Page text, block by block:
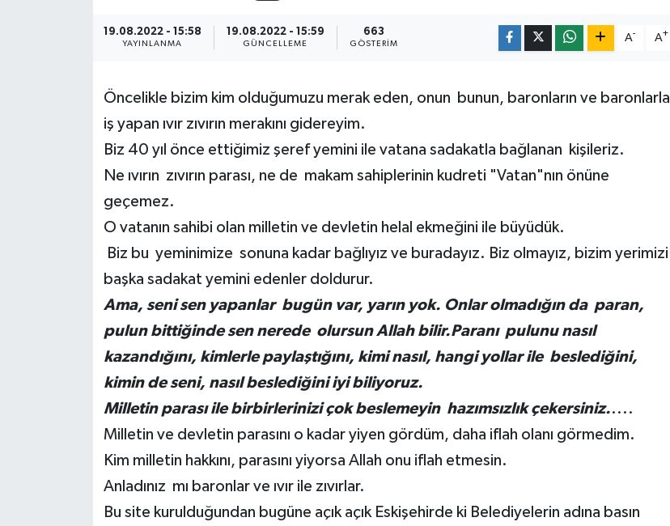
19.08.2022 - 15:58
YAYINLANMA
19.08.2022 - 15:59
GÜNCELLEME
663
GÖSTERIM
A- A+
Öncelikle bizim kim olduğumuzu merak eden, onun bunun, baronların ve baronlarla
iş yapan ıvır zıvırın merakını gidereyim.
Biz 40 yıl önce ettiğimiz şeref yemini ile vatana sadakatla bağlanan kişileriz.
Ne ıvırın zıvırın parası, ne de makam sahiplerinin kudreti "Vatan"nın önüne
geçemez.
O vatanın sahibi olan milletin ve devletin helal ekmeğini ile büyüdük.
Biz bu yeminimize sonuna kadar bağlıyız ve buradayız. Biz olmayız, bizim yerimizi
başka sadakat yemini edenler doldurur.
Ama, seni sen yapanlar bugün var, yarın yok. Onlar olmadığın da paran,
pulun bittiğinde sen nerede olursun Allah bilir.Paranı pulunu nasıl
kazandığını, kimlerle paylaştığını, kimi nasıl, hangi yollar ile beslediğini,
kimin de seni, nasıl beslediğini iyi biliyoruz.
Milletin parası ile birbirlerinizi çok beslemeyin hazımsızlık çekersiniz.....
Milletin ve devletin parasını o kadar yiyen gördüm, daha iflah olanı görmedim.
Kim milletin hakkını, parasını yiyorsa Allah onu iflah etmesin.
Anladınız mı baronlar ve ıvır ile zıvırlar.
Bu site kurulduğundan bugüne açık açık Eskişehirde ki Belediyelerin adına basın